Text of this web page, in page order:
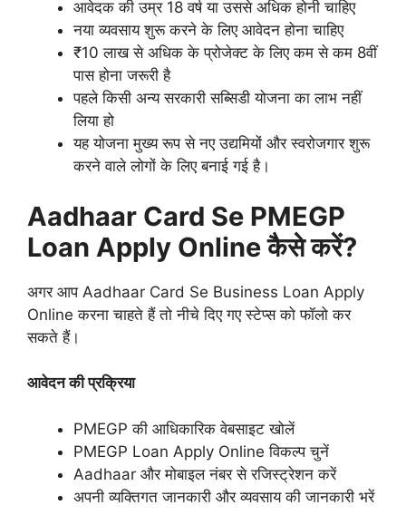
आवेदक की उम्र 18 वर्ष या उससे अधिक होनी चाहिए
नया व्यवसाय शुरू करने के लिए आवेदन होना चाहिए
₹10 लाख से अधिक के प्रोजेक्ट के लिए कम से कम 8वीं
पास होना जरूरी है
पहले किसी अन्य सरकारी सब्सिडी योजना का लाभ नहीं
लिया हो
यह योजना मुख्य रूप से नए उद्यमियों और स्वरोजगार शुरू
करने वाले लोगों के लिए बनाई गई है।
Aadhaar Card Se PMEGP
Loan Apply Online कैसे करें?
अगर आप Aadhaar Card Se Business Loan Apply
Online करना चाहते हैं तो नीचे दिए गए स्टेप्स को फॉलो कर
सकते हैं।
आवेदन की प्रक्रिया
PMEGP की आधिकारिक वेबसाइट खोलें
PMEGP Loan Apply Online विकल्प चुनें
Aadhaar और मोबाइल नंबर से रजिस्ट्रेशन करें
अपनी व्यक्तिगत जानकारी और व्यवसाय की जानकारी भरें